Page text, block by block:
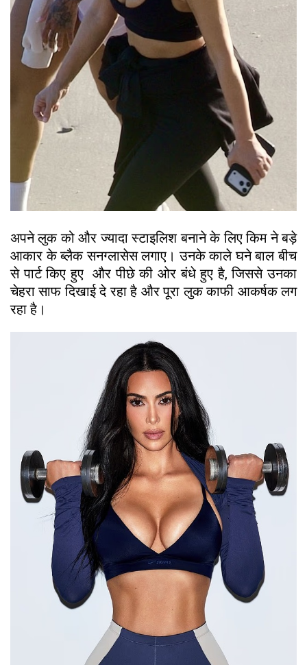
अपने लुक को और ज्यादा स्टाइलिश बनाने के लिए किम ने बड़े
आकार के ब्लैक सनग्लासेस लगाए। उनके काले घने बाल बीच
से पार्ट किए हुए और पीछे की ओर बंधे हुए है, जिससे उनका
चेहरा साफ दिखाई दे रहा है और पूरा लुक काफी आकर्षक लग
रहा है।